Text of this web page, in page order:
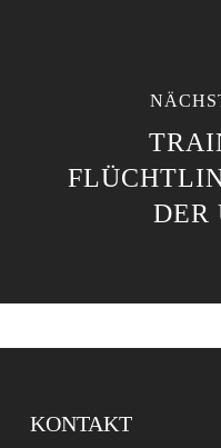
DER
KONTAKT